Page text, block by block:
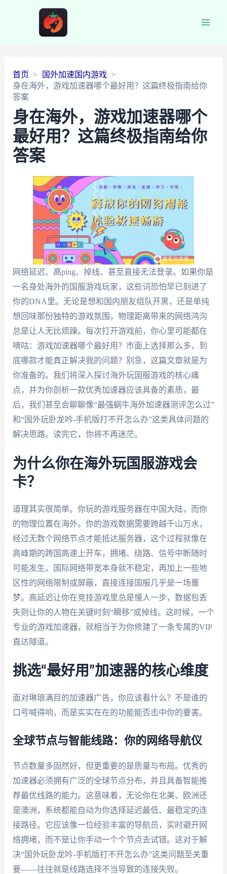
首页
国外加速国内游戏
身在海外，游戏加速器哪个最好用？这篇终极指南给你
答案
身在海外，游戏加速器哪个
最好用？这篇终极指南给你
答案
网络延迟、高ping、掉线、甚至直接无法登录。如果你是
一名身处海外的国服游戏玩家，这些词恐怕早已刻进了
你的DNA里。无论是想和国内朋友组队开黑，还是单纯
想回味那份独特的游戏氛围，物理距离带来的网络鸿沟
总是让人无比烦躁。每次打开游戏前，你心里可能都在
嘀咕：游戏加速器哪个最好用？市面上选择那么多，到
底哪款才能真正解决我的问题？别急，这篇文章就是为
你准备的。我们将深入探讨海外玩国服游戏的核心痛
点，并为你剖析一款优秀加速器应该具备的素质，最
后，我们甚至会聊聊像“最强蜗牛海外加速器测评怎么过”
和“国外玩卧龙吟-手机版打不开怎么办”这类具体问题的
解决思路。读完它，你将不再迷茫。
为什么你在海外玩国服游戏会
卡？
道理其实很简单。你玩的游戏服务器在中国大陆，而你
的物理位置在海外。你的游戏数据需要跨越千山万水，
经过无数个网络节点才能抵达服务器，这个过程就像在
高峰期的跨国高速上开车，拥堵、绕路、信号中断随时
可能发生。国际网络带宽本身就不稳定，再加上一些地
区性的网络限制或屏蔽，直接连接国服几乎是一场噩
梦。高延迟让你在竞技游戏里总是慢人一步，数据包丢
失则让你的人物在关键时刻“瞬移”或掉线。这时候，一个
专业的游戏加速器，就相当于为你修建了一条专属的VIP
直达隧道。
挑选“最好用”加速器的核心维度
面对琳琅满目的加速器广告，你应该看什么？不是谁的
口号喊得响，而是实实在在的功能能否击中你的要害。
全球节点与智能线路：你的网络导航仪
节点数量多固然好，但更重要的是质量与布局。优秀的
加速器必须拥有广泛的全球节点分布，并且具备智能推
荐最优线路的能力。这意味着，无论你在北美、欧洲还
是澳洲，系统都能自动为你选择延迟最低、最稳定的连
接路径。它应该像一位经验丰富的导航员，实时避开网
络拥堵，而不是让你手动一个个节点去试错。这对于解
决“国外玩卧龙吟-手机版打不开怎么办”这类问题至关重
要——往往就是线路选择不当导致的连接失败。